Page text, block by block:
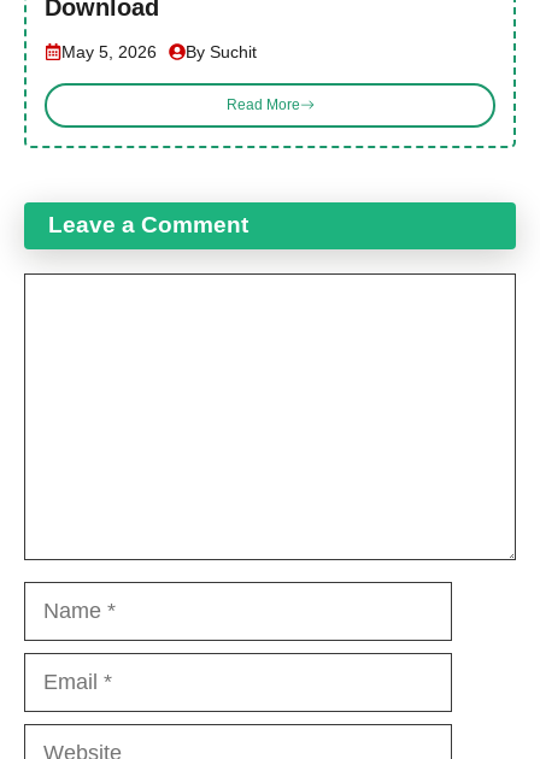
Download
May 5, 2026 By Suchit
Read More
Leave a Comment